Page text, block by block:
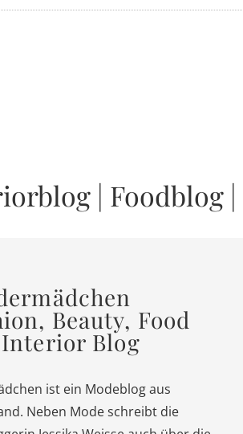
| Foodblog |
Beauty, Food
Blog
ist ein Modeblog aus
Neben Mode schreibt die